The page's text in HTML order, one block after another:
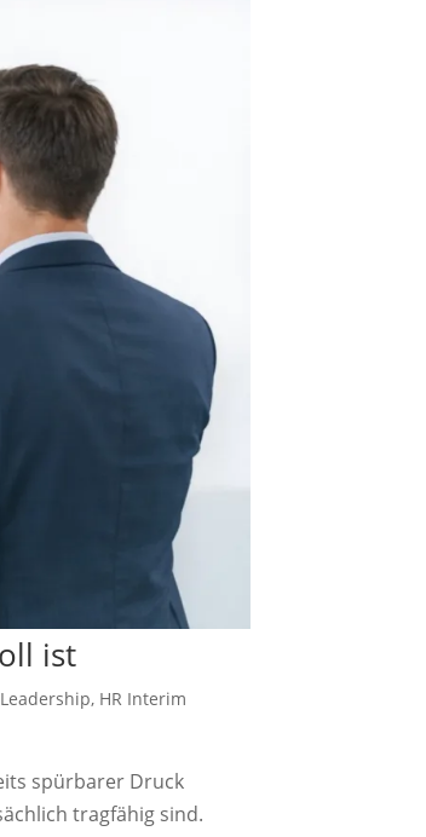
ist
, HR Interim
spürbarer Druck
tragfähig sind.